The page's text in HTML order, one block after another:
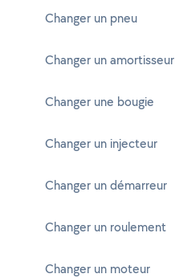
Changer un pneu
Changer un amortisseur
Changer une bougie
Changer un injecteur
Changer un démarreur
Changer un roulement
Changer un moteur